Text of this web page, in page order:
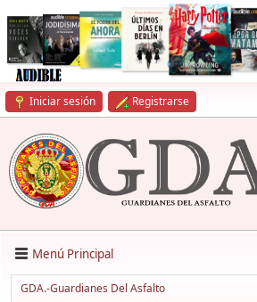
Iniciar sesión Registrarse
Menú Principal
GDA.-Guardianes Del Asfalto